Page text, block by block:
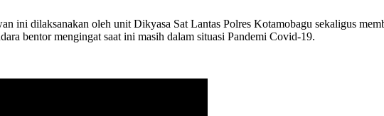
ini dilaksanakan oleh unit Dikyasa Sat Lantas Polres Kotamobagu sekaligus
bentor mengingat saat ini masih dalam situasi Pandemi Covid-19.